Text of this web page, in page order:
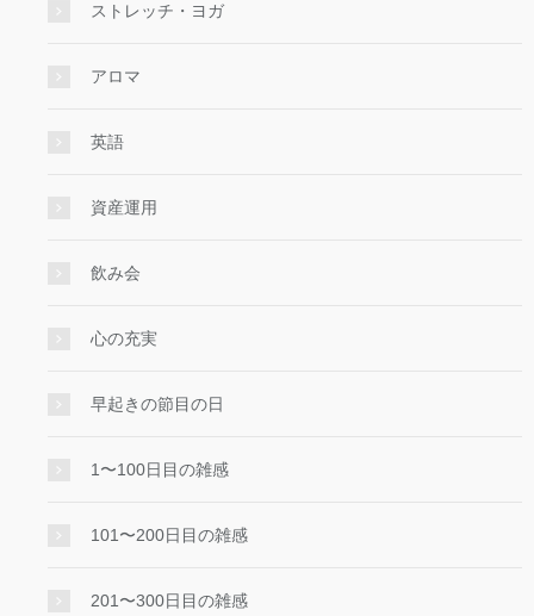
ストレッチ・ヨガ
アロマ
英語
資産運用
飲み会
心の充実
早起きの節目の日
1〜100日目の雑感
101〜200日目の雑感
201〜300日目の雑感